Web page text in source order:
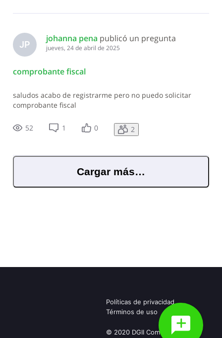
JP
johanna pena publicó un pregunta
jueves, 24 de abril de 2025
comprobante fiscal
saludos acabo de registrarme pero no puedo solicitar
comprobante fiscal
52 1 0 2
Cargar más…
Políticas de privacidad
Términos de uso
© 2020 DGII Community